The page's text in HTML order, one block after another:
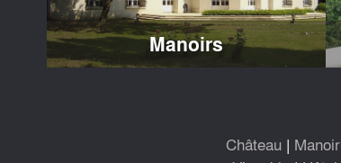
Manoirs
Château | Manoir